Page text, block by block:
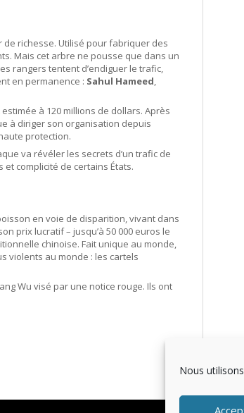
Nous
de richesse. Utilisé pour fabriquer des
Mais cet arbre ne pousse que dans un
rangers tentent d’endiguer le trafic,
en permanence : Sahul Hameed,
à 120 millions de dollars. Après
à diriger son organisation depuis
protection.
va révéler les secrets d’un trafic de
complicité de certains États.
en voie de disparition, vivant dans
prix lucratif – jusqu’à 50 000 euros le
chinoise. Fait unique au monde,
violents au monde : les cartels
Wu visé par une notice rouge. Ils ont